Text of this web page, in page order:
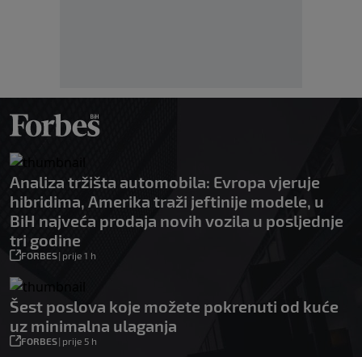
Analiza tržišta automobila: Evropa vjeruje
hibridima, Amerika traži jeftinije modele, u
BiH najveća prodaja novih vozila u posljednje
tri godine
FORBES| prije 1 h
Šest poslova koje možete pokrenuti od kuće
uz minimalna ulaganja
FORBES| prije 5 h